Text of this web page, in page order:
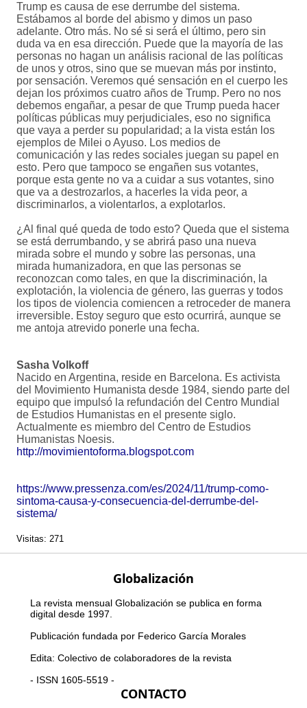
Trump es causa de ese derrumbe del sistema.
Estábamos al borde del abismo y dimos un paso
adelante. Otro más. No sé si será el último, pero sin
duda va en esa dirección. Puede que la mayoría de las
personas no hagan un análisis racional de las políticas
de unos y otros, sino que se muevan más por instinto,
por sensación. Veremos qué sensación en el cuerpo les
dejan los próximos cuatro años de Trump. Pero no nos
debemos engañar, a pesar de que Trump pueda hacer
políticas públicas muy perjudiciales, eso no significa
que vaya a perder su popularidad; a la vista están los
ejemplos de Milei o Ayuso. Los medios de
comunicación y las redes sociales juegan su papel en
esto. Pero que tampoco se engañen sus votantes,
porque esta gente no va a cuidar a sus votantes, sino
que va a destrozarlos, a hacerles la vida peor, a
discriminarlos, a violentarlos, a explotarlos.
¿Al final qué queda de todo esto? Queda que el sistema
se está derrumbando, y se abrirá paso una nueva
mirada sobre el mundo y sobre las personas, una
mirada humanizadora, en que las personas se
reconozcan como tales, en que la discriminación, la
explotación, la violencia de género, las guerras y todos
los tipos de violencia comiencen a retroceder de manera
irreversible. Estoy seguro que esto ocurrirá, aunque se
me antoja atrevido ponerle una fecha.
Sasha Volkoff
Nacido en Argentina, reside en Barcelona. Es activista
del Movimiento Humanista desde 1984, siendo parte del
equipo que impulsó la refundación del Centro Mundial
de Estudios Humanistas en el presente siglo.
Actualmente es miembro del Centro de Estudios
Humanistas Noesis.
http://movimientoforma.blogspot.com
https://www.pressenza.com/es/2024/11/trump-como-
sintoma-causa-y-consecuencia-del-derrumbe-del-
sistema/
Visitas: 271
Globalización
La revista mensual Globalización se publica en forma
digital desde 1997.
Publicación fundada por Federico García Morales
Edita: Colectivo de colaboradores de la revista
- ISSN 1605-5519 -
CONTACTO